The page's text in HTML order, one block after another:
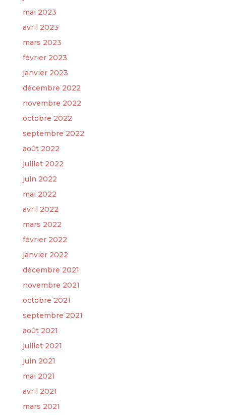
mai 2023
avril 2023
mars 2023
février 2023
janvier 2023
décembre 2022
novembre 2022
octobre 2022
septembre 2022
août 2022
juillet 2022
juin 2022
mai 2022
avril 2022
mars 2022
février 2022
janvier 2022
décembre 2021
novembre 2021
octobre 2021
septembre 2021
août 2021
juillet 2021
juin 2021
mai 2021
avril 2021
mars 2021